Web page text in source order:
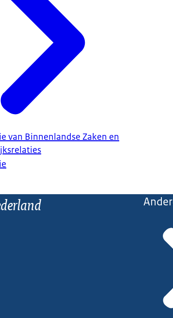
van Binnenlandse Zaken en